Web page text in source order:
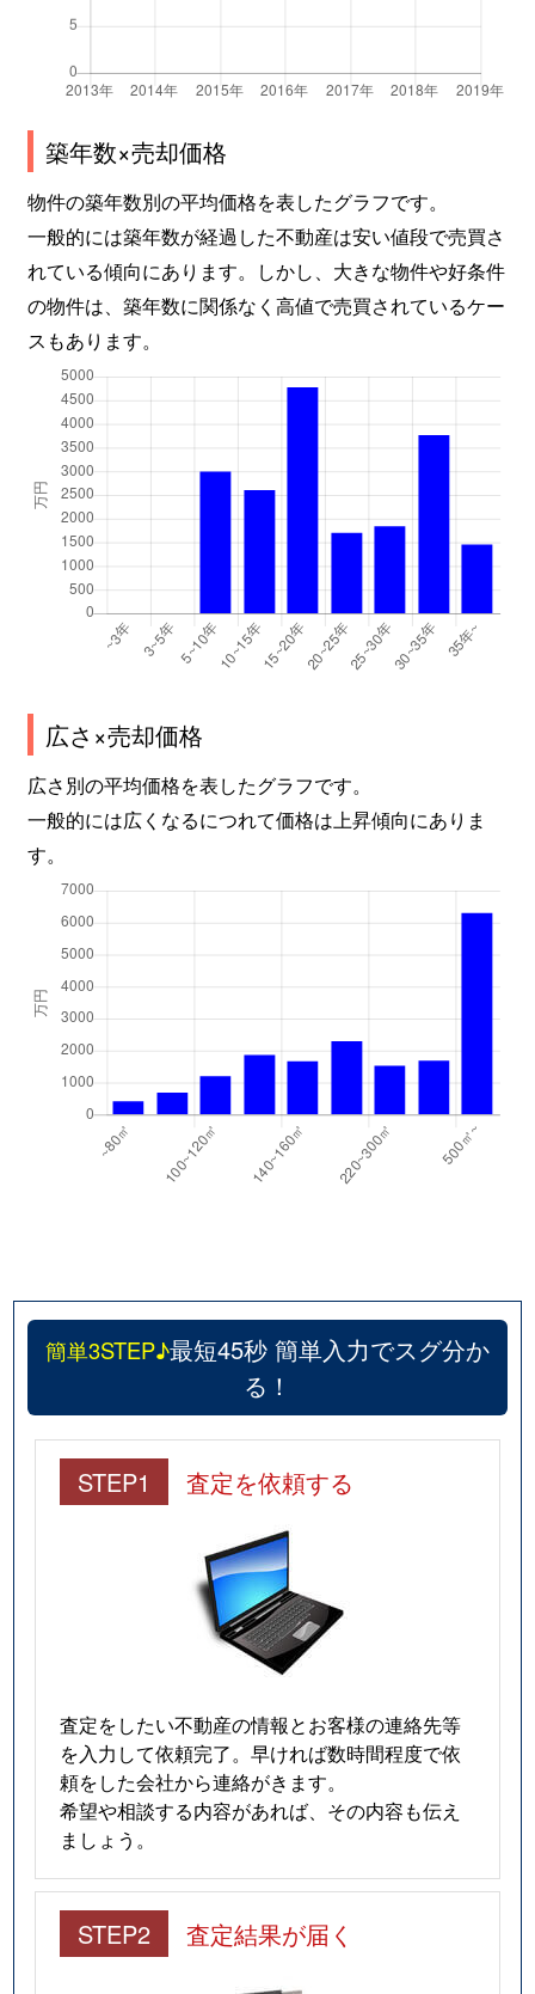
築年数×売却価格
物件の築年数別の平均価格を表したグラフです。
一般的には築年数が経過した不動産は安い値段で売買さ
れている傾向にあります。しかし、大きな物件や好条件
の物件は、築年数に関係なく高値で売買されているケー
スもあります。
広さ×売却価格
広さ別の平均価格を表したグラフです。
一般的には広くなるにつれて価格は上昇傾向にありま
す。
簡単3STEP♪最短45秒 簡単入力でスグ分か
る！
STEP1 査定を依頼する
査定をしたい不動産の情報とお客様の連絡先等
を入力して依頼完了。早ければ数時間程度で依
頼をした会社から連絡がきます。
希望や相談する内容があれば、その内容も伝え
ましょう。
STEP2 査定結果が届く